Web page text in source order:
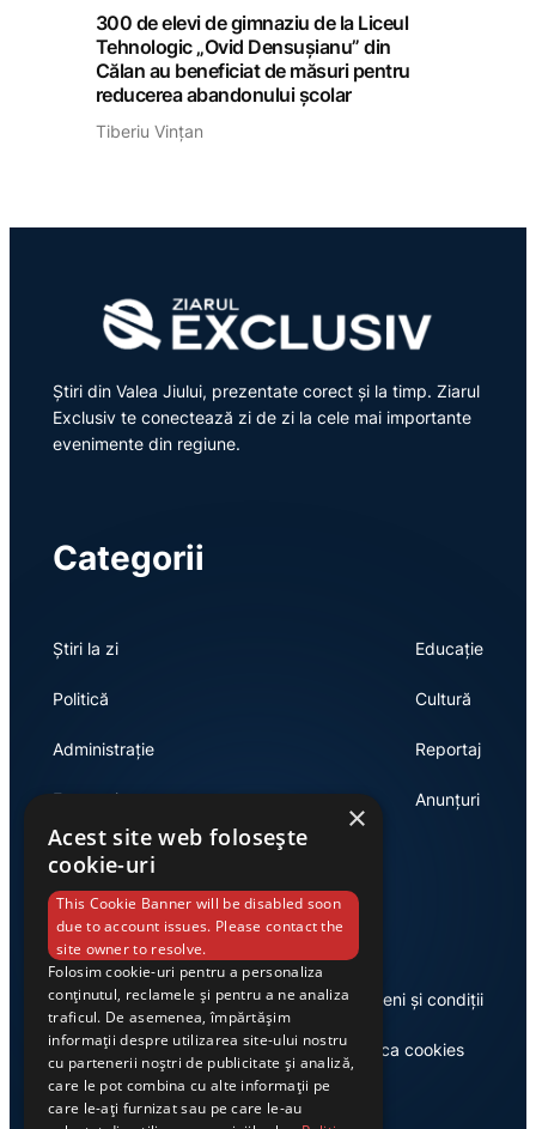
300 de elevi de gimnaziu de la Liceul
Tehnologic „Ovid Densușianu” din
Călan au beneficiat de măsuri pentru
reducerea abandonului școlar
Tiberiu Vințan
Știri din Valea Jiului, prezentate corect și la timp. Ziarul
Exclusiv te conectează zi de zi la cele mai importante
evenimente din regiune.
Categorii
Știri la zi
Politică
Administrație
Economie
Educație
Cultură
Reportaj
Anunțuri
Link-uri utile
Despre noi
Casa de editură Exclusiv
Termeni și condiții
Politica cookies
×
Acest site web folosește
cookie-uri
This Cookie Banner will be disabled soon
due to account issues. Please contact the
site owner to resolve.
Folosim cookie-uri pentru a personaliza
conținutul, reclamele și pentru a ne analiza
traficul. De asemenea, împărtășim
informații despre utilizarea site-ului nostru
cu partenerii noștri de publicitate și analiză,
care le pot combina cu alte informații pe
care le-ați furnizat sau pe care le-au